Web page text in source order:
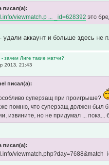
писал(а):
viewmatch.p ... _id=628392 это
удали аккаунт и больше здесь не
зачем Лиге такие матчи?
2013, 21:43
писал(а):
суперзащ при проигрыше?
помню, что суперзащ должен был
извините, но не придумал ... пока...
писал(а):